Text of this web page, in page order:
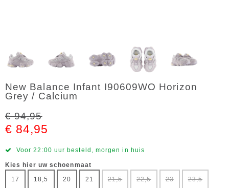
New Balance Infant I90609WO Horizon
Grey / Calcium
€ 94,95
€ 84,95
Voor 22:00 uur besteld, morgen in huis
Kies hier uw schoenmaat
17
18,5 20 21 21,5 22,5 23 23,5